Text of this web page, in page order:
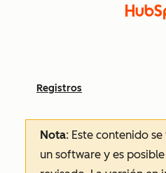
Registros
Nota: Este contenido
un software y es